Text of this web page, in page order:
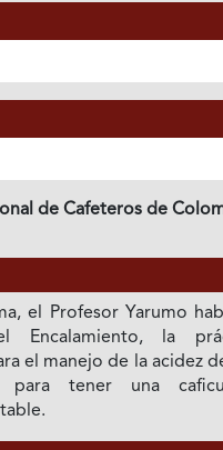
de Cafeteros de
el Profesor Yarumo
Encalamiento, la
el manejo de la acidez
para tener una